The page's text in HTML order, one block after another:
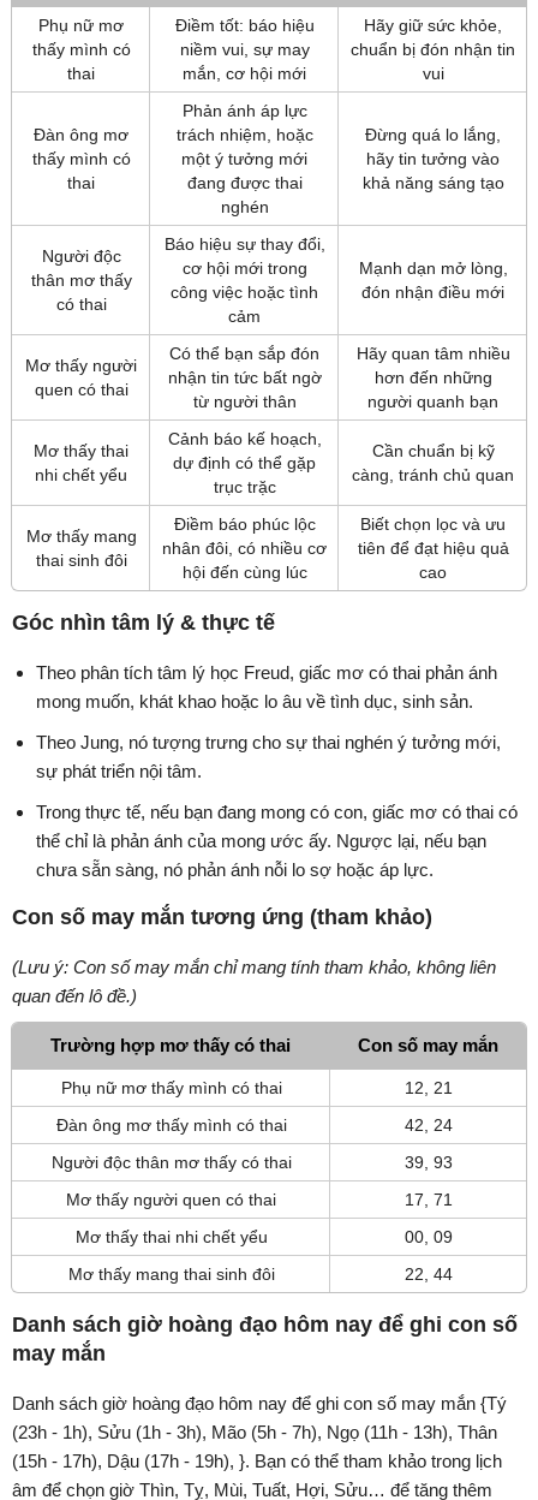
Phụ nữ mơ
thấy mình có
thai
Điềm tốt: báo hiệu
niềm vui, sự may
mắn, cơ hội mới
Hãy giữ sức khỏe,
chuẩn bị đón nhận tin
vui
Đàn ông mơ
thấy mình có
thai
Phản ánh áp lực
trách nhiệm, hoặc
một ý tưởng mới
đang được thai
nghén
Đừng quá lo lắng,
hãy tin tưởng vào
khả năng sáng tạo
Người độc
thân mơ thấy
có thai
Báo hiệu sự thay đổi,
cơ hội mới trong
công việc hoặc tình
cảm
Mạnh dạn mở lòng,
đón nhận điều mới
Mơ thấy người
quen có thai
Có thể bạn sắp đón
nhận tin tức bất ngờ
từ người thân
Hãy quan tâm nhiều
hơn đến những
người quanh bạn
Mơ thấy thai
nhi chết yểu
Cảnh báo kế hoạch,
dự định có thể gặp
trục trặc
Cần chuẩn bị kỹ
càng, tránh chủ quan
Mơ thấy mang
thai sinh đôi
Điềm báo phúc lộc
nhân đôi, có nhiều cơ
hội đến cùng lúc
Biết chọn lọc và ưu
tiên để đạt hiệu quả
cao
Góc nhìn tâm lý & thực tế
Theo phân tích tâm lý học Freud, giấc mơ có thai phản ánh
mong muốn, khát khao hoặc lo âu về tình dục, sinh sản.
Theo Jung, nó tượng trưng cho sự thai nghén ý tưởng mới,
sự phát triển nội tâm.
Trong thực tế, nếu bạn đang mong có con, giấc mơ có thai có
thể chỉ là phản ánh của mong ước ấy. Ngược lại, nếu bạn
chưa sẵn sàng, nó phản ánh nỗi lo sợ hoặc áp lực.
Con số may mắn tương ứng (tham khảo)
(Lưu ý: Con số may mắn chỉ mang tính tham khảo, không liên
quan đến lô đề.)
Trường hợp mơ thấy có thai Con số may mắn
Phụ nữ mơ thấy mình có thai
12, 21
Đàn ông mơ thấy mình có thai
42, 24
Người độc thân mơ thấy có thai
39, 93
Mơ thấy người quen có thai
17, 71
Mơ thấy thai nhi chết yểu
00, 09
Mơ thấy mang thai sinh đôi
22, 44
Danh sách giờ hoàng đạo hôm nay để ghi con số
may mắn
Danh sách giờ hoàng đạo hôm nay để ghi con số may mắn {Tý
(23h - 1h), Sửu (1h - 3h), Mão (5h - 7h), Ngọ (11h - 13h), Thân
(15h - 17h), Dậu (17h - 19h), }. Bạn có thể tham khảo trong lịch
âm để chọn giờ Thìn, Tỵ, Mùi, Tuất, Hợi, Sửu… để tăng thêm